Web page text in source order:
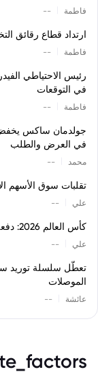
فاطمة --
ارتداد قطاع رقائق
فاطمة --
رئيس الاحتياطي
في التوقعات
فاطمة --
في العرض والطلب
محمد --
تقلبات سوق الأسهم
علي --
كأس العالم 2026: دفعة قوية لأسواق التنبؤات وتعزيز لـ DraftKings
علي --
تعطّل سلسلة توريد
الموصلات
عائشة --